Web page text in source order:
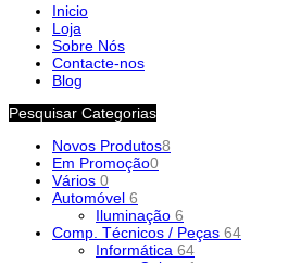
Inicio
Loja
Sobre Nós
Contacte-nos
Blog
Pesquisar Categorias
Novos Produtos8
Em Promoção0
Vários 0
Automóvel 6
Iluminação 6
Comp. Técnicos / Peças 64
Informática 64